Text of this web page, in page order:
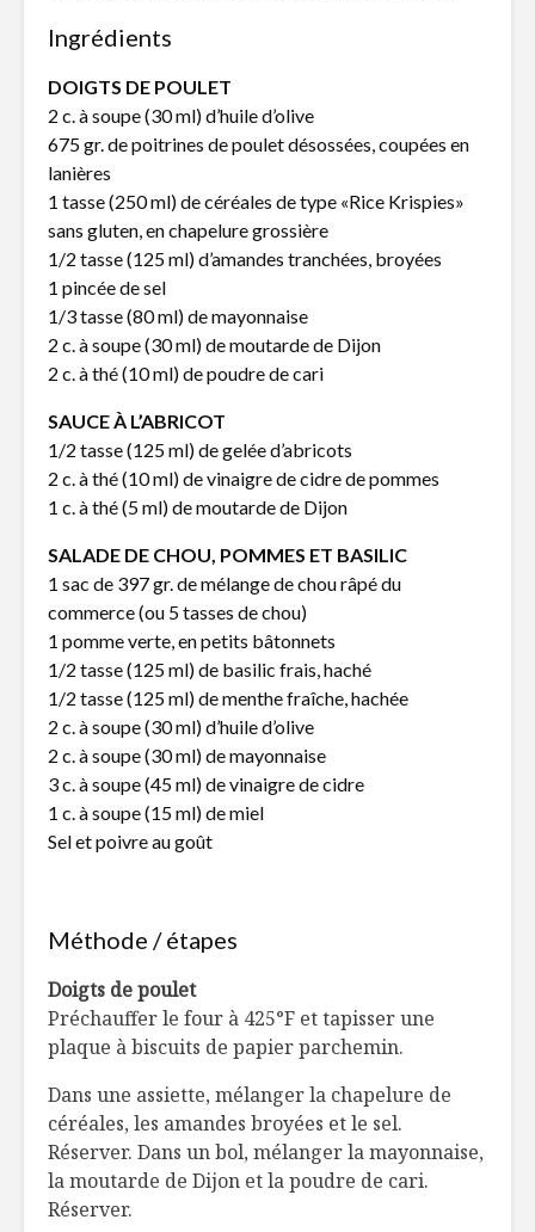
Ingrédients
DOIGTS DE POULET
2 c. à soupe (30 ml) d’huile d’olive
675 gr. de poitrines de poulet désossées, coupées en
lanières
1 tasse (250 ml) de céréales de type «Rice Krispies»
sans gluten, en chapelure grossière
1/2 tasse (125 ml) d’amandes tranchées, broyées
1 pincée de sel
1/3 tasse (80 ml) de mayonnaise
2 c. à soupe (30 ml) de moutarde de Dijon
2 c. à thé (10 ml) de poudre de cari
SAUCE À L’ABRICOT
1/2 tasse (125 ml) de gelée d’abricots
2 c. à thé (10 ml) de vinaigre de cidre de pommes
1 c. à thé (5 ml) de moutarde de Dijon
SALADE DE CHOU, POMMES ET BASILIC
1 sac de 397 gr. de mélange de chou râpé du
commerce (ou 5 tasses de chou)
1 pomme verte, en petits bâtonnets
1/2 tasse (125 ml) de basilic frais, haché
1/2 tasse (125 ml) de menthe fraîche, hachée
2 c. à soupe (30 ml) d’huile d’olive
2 c. à soupe (30 ml) de mayonnaise
3 c. à soupe (45 ml) de vinaigre de cidre
1 c. à soupe (15 ml) de miel
Sel et poivre au goût
Méthode / étapes
Doigts de poulet
Préchauffer le four à 425°F et tapisser une
plaque à biscuits de papier parchemin.
Dans une assiette, mélanger la chapelure de
céréales, les amandes broyées et le sel.
Réserver. Dans un bol, mélanger la mayonnaise,
la moutarde de Dijon et la poudre de cari.
Réserver.
Resto-Loft FiBo:
une expérience
culinaire
L’heure du «thé»
avec son enfant
Le cannabis dans
notre assiette –
Partie 2